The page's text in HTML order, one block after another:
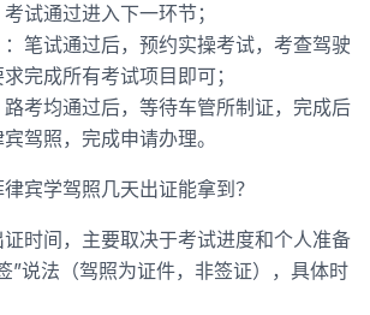
试通过进入下一环节；
笔试通过后，预约实操考试，考查驾驶
完成所有考试项目即可；
考均通过后，等待车管所制证，完成后
驾照，完成申请办理。
宾学驾照几天出证能拿到？
时间，主要取决于考试进度和个人准备
”说法（驾照为证件，非签证），具体时